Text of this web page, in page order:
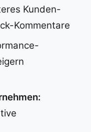
Kunden-
Kommentare